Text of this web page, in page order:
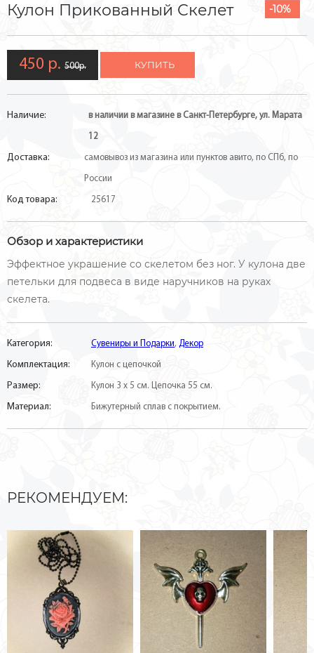
-10%
Кулон Прикованный Скелет
450 р. 500р. КУПИТЬ
Наличие: в наличии в магазине в Санкт-Петербурге, ул. Марата
12
Доставка: самовывоз из магазина или пунктов авито, по СПб, по
России
Код товара: 25617
Обзор и характеристики
Эффектное украшение со скелетом без ног. У кулона две
петельки для подвеса в виде наручников на руках
скелета.
Категория: Сувениры и Подарки, Декор
Комплектация: Кулон с цепочкой
Размер: Кулон 3 х 5 см. Цепочка 55 см.
Материал: Бижутерный сплав с покрытием.
РЕКОМЕНДУЕМ: